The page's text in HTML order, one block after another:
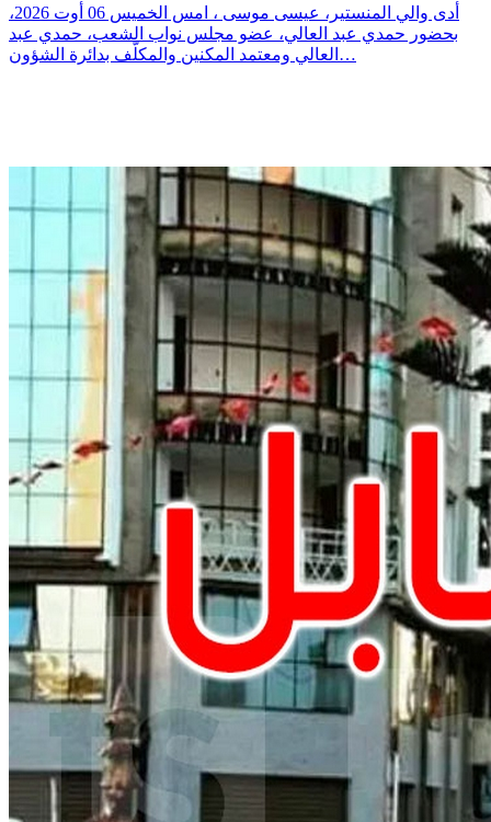
أدى والي المنستير، عيسى موسى ، امس الخميس 06 أوت 2026،
بحضور حمدي عبد العالي، عضو مجلس نواب الشعب، حمدي عبد
العالي ومعتمد المكنين والمكلّف بدائرة الشؤون…